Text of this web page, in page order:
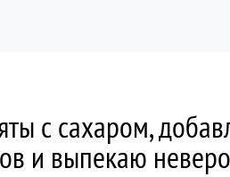
с сахаром,
и выпекаю